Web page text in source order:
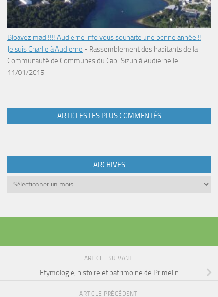
Bloavez mad !!!! Audierne info vous souhaite une bonne année !!
Je suis Charlie à Audierne - Rassemblement des habitants de la
Communauté de Communes du Cap-Sizun à Audierne le
11/01/2015
ARTICLES LES PLUS COMMENTÉS
ARCHIVES
Archives
ARTICLE SUIVANT
Etymologie, histoire et patrimoine de Primelin
ARTICLE PRÉCÉDENT